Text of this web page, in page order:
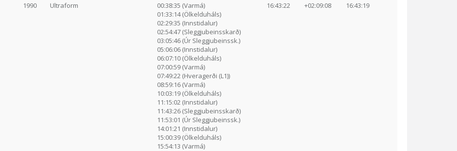
1990 Ultraform
00:38:35 (Varmá)
01:33:14 (Ölkelduháls)
02:29:35 (Innstidalur)
02:54:47 (Sleggjubeinsskarð)
03:05:46 (Úr Sleggjubeinssk.)
05:06:06 (Innstidalur)
06:07:10 (Ölkelduháls)
07:00:59 (Varmá)
07:49:22 (Hveragerði (L1))
08:59:16 (Varmá)
10:03:19 (Ölkelduháls)
11:15:02 (Innstidalur)
11:43:26 (Sleggjubeinsskarð)
11:53:01 (Úr Sleggjubeinssk.)
14:01:21 (Innstidalur)
15:00:39 (Ölkelduháls)
15:54:13 (Varmá)
16:43:22 +02:09:08 16:43:19